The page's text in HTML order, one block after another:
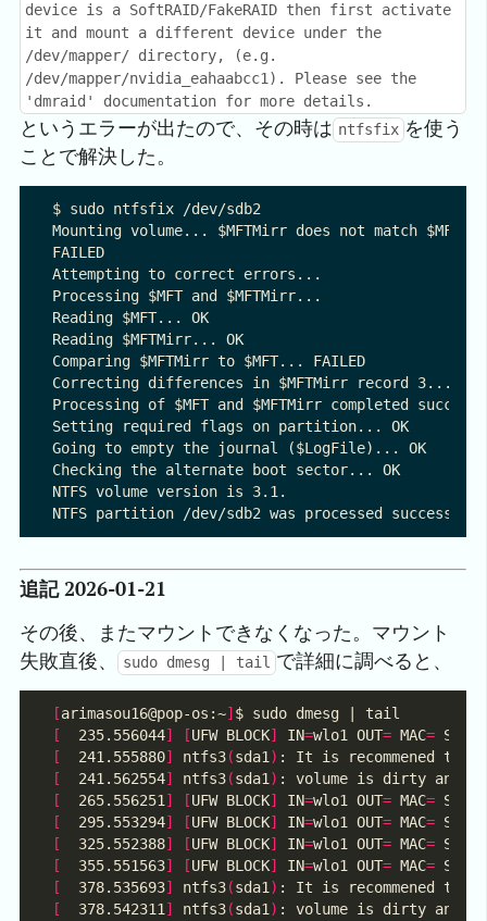
device is a SoftRAID/FakeRAID then first activate
it and mount a different device under the
/dev/mapper/ directory, (e.g.
/dev/mapper/nvidia_eahaabcc1). Please see the
'dmraid' documentation for more details.
というエラーが出たので、その時は ntfsfix を使う
ことで解決した。
$ sudo ntfsfix /dev/sdb2
Mounting volume... $MFTMirr does not match $MFT
FAILED
Attempting to correct errors...
Processing $MFT and $MFTMirr...
Reading $MFT... OK
Reading $MFTMirr... OK
Comparing $MFTMirr to $MFT... FAILED
Correcting differences in $MFTMirr record 3...OK
Processing of $MFT and $MFTMirr completed
Setting required flags on partition... OK
Going to empty the journal ($LogFile)... OK
Checking the alternate boot sector... OK
NTFS volume version is 3.1.
追記 2026-01-21
その後、またマウントできなくなった。マウント
失敗直後、
sudo dmesg | tail で詳細に調べると、
[arimasou16@pop-os:~]
[
  235.556044
] [UFW BLOCK] IN=wlo1 OUT= MAC= SRC
[
  241.555880
] ntfs3(sda1 )
[
  241.562554
] ntfs3(sda1 ) : volume is dirty and
[
  265.556251
] [UFW BLOCK] IN=wlo1 OUT= MAC= SRC
[
  295.553294
] [UFW BLOCK] IN=wlo1 OUT= MAC= SRC
[
  325.552388
] [UFW BLOCK] IN=wlo1 OUT= MAC= SRC
[
  355.551563
] [UFW BLOCK] IN=wlo1 OUT= MAC= SRC
[
  378.535693
] ntfs3(sda1 )
[
  378.542311
] ntfs3(sda1 ) : volume is dirty and